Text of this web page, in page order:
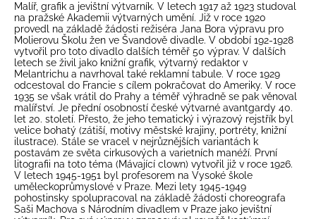
Malíř, grafik a jevištní výtvarník. V letech 1917 až 1923 studoval
na pražské Akademii výtvarných umění. Již v roce 1920
provedl na základě žádosti režiséra Jana Bora výpravu pro
Molierovu Školu žen ve Švandově divadle. V období 192-1928
vytvořil pro toto divadlo dalších téměř 50 výprav. V dalších
letech se živil jako knižní grafik, výtvarný redaktor v
Melantrichu a navrhoval také reklamní tabule. V roce 1929
odcestoval do Francie s cílem pokračovat do Ameriky. V roce
1935 se však vrátil do Prahy a téměř výhradně se pak věnoval
malířství. Je přední osobností české výtvarné avantgardy 40.
let 20. století. Přesto, že jeho tematický i výrazový rejstřík byl
velice bohatý (zátiší, motivy městské krajiny, portréty, knižní
ilustrace). Stále se vracel v nejrůznějších variantách k
postavám ze světa cirkusových a varietních manéží. První
litografii na toto téma (Mávající clown) vytvořil již v roce 1926.
V letech 1945-1951 byl profesorem na Vysoké škole
uměleckoprůmyslové v Praze. Mezi lety 1945-1949
pohostinsky spolupracoval na základě žádosti choreografa
Saši Machova s Národním divadlem v Praze jako jevištní